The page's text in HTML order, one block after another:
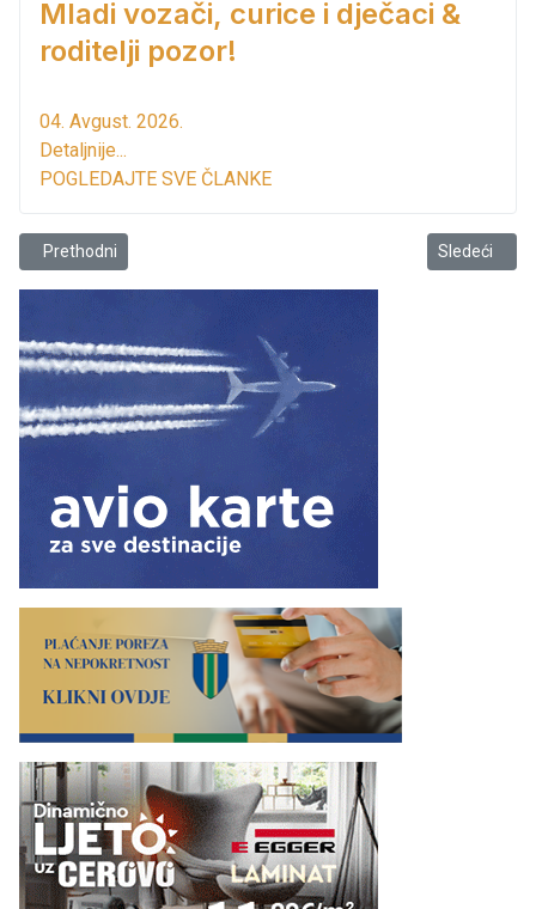
Mladi vozači, curice i dječaci &
roditelji pozor!
04. Avgust. 2026.
Detaljnije...
POGLEDAJTE SVE ČLANKE
Prethodni članak: Završeno je obilježavanje Dana Svetog Jovana
Prethodni Sledeći
Sledeći